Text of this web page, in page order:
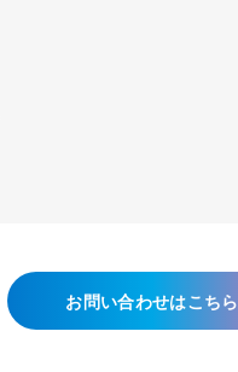
お問い合わせはこちら